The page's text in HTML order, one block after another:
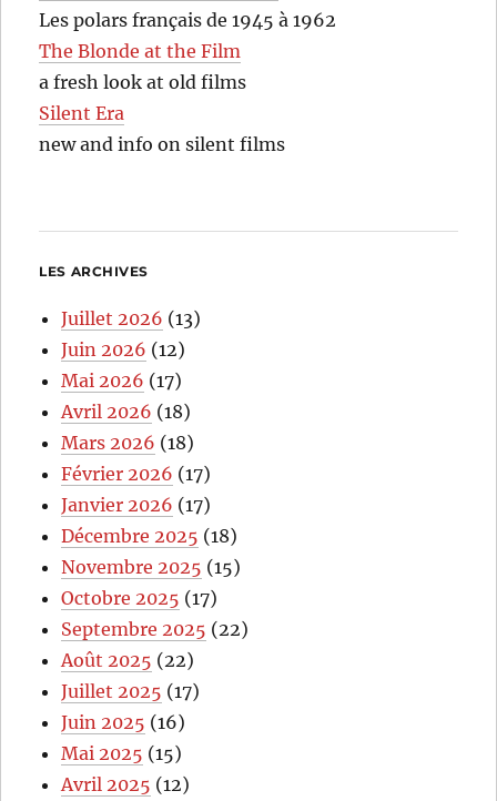
Les polars français de 1945 à 1962
The Blonde at the Film
a fresh look at old films
Silent Era
new and info on silent films
LES ARCHIVES
Juillet 2026 (13)
Juin 2026 (12)
Mai 2026 (17)
Avril 2026 (18)
Mars 2026 (18)
Février 2026 (17)
Janvier 2026 (17)
Décembre 2025 (18)
Novembre 2025 (15)
Octobre 2025 (17)
Septembre 2025 (22)
Août 2025 (22)
Juillet 2025 (17)
Juin 2025 (16)
Mai 2025 (15)
Avril 2025 (12)